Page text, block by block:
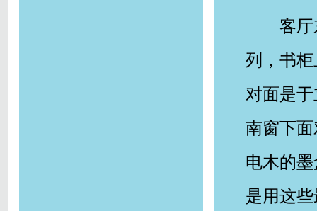
客
列，书
对面是
南窗下
电木的
是用这